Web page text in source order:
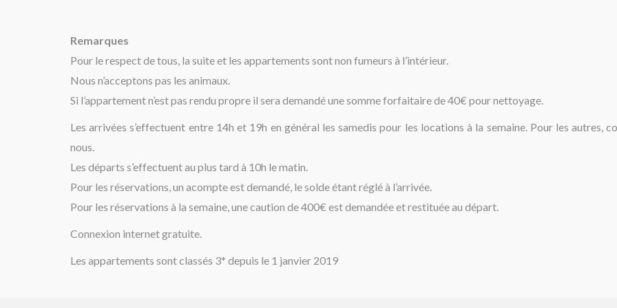
Remarques
Pour le respect de tous, la suite et les appartements sont non fumeurs à l’intérieur.
Nous n’acceptons pas les animaux.
Si l’appartement n’est pas rendu propre il sera demandé une somme forfaitaire de 40€ pour nettoyage.
Les arrivées s’effectuent entre 14h et 19h en général les samedis pour les locations à la semaine. Pour les autres,
nous.
Les départs s’effectuent au plus tard à 10h le matin.
Pour les réservations, un acompte est demandé, le solde étant réglé à l’arrivée.
Pour les réservations à la semaine, une caution de 400€ est demandée et restituée au départ.
Connexion internet gratuite.
Les appartements sont classés 3* depuis le 1 janvier 2019